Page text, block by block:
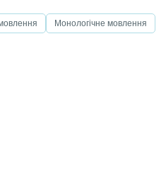
Монологічне мовлення